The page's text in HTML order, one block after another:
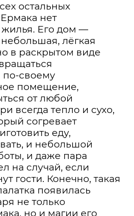
остальных
нет
жилья. Его дом —
небольшая, лёгкая
в раскрытом виде
по-своему
помещение,
от любой
всегда тепло и сухо,
согревает
еду,
и небольшой
и даже пара
на случай, если
гости. Конечно, такая
появилась
не только
но и магии его